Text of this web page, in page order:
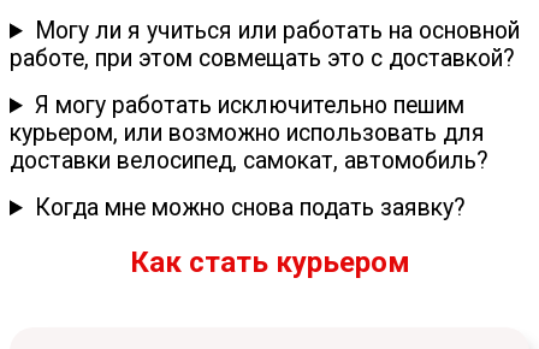
Могу ли я учиться или работать на основной
работе, при этом совмещать это с доставкой?
Я могу работать исключительно пешим
курьером, или возможно использовать для
доставки велосипед, самокат, автомобиль?
Когда мне можно снова подать заявку?
Как стать курьером